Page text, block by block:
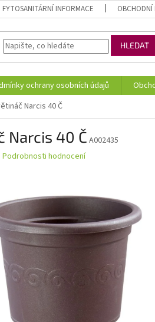
FYTOSANITÁRNÍ INFORMACE
HLEDAT
ochrany osobních údajů
Narcis 40 Č
Narcis 40 Č A002435
Podrobnosti hodnocení